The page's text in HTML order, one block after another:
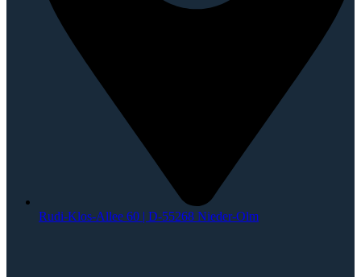
Rudi-Klos-Allee 60 | D-55268 Nieder-Olm